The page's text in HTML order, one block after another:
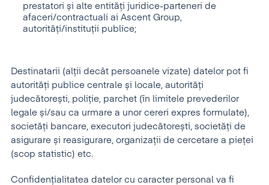
prestatori și alte entități juridice-parteneri de
afaceri/contractuali ai Ascent Group,
autorități/instituții publice;
Destinatarii (alții decât persoanele vizate) datelor pot fi
autorități publice centrale și locale, autorități
judecătorești, poliție, parchet (în limitele prevederilor
legale și/sau ca urmare a unor cereri expres formulate),
societăți bancare, executori judecătorești, societăți de
asigurare și reasigurare, organizații de cercetare a pieței
(scop statistic) etc.
Confidențialitatea datelor cu caracter personal va fi